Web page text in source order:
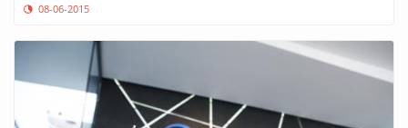
08-06-2015